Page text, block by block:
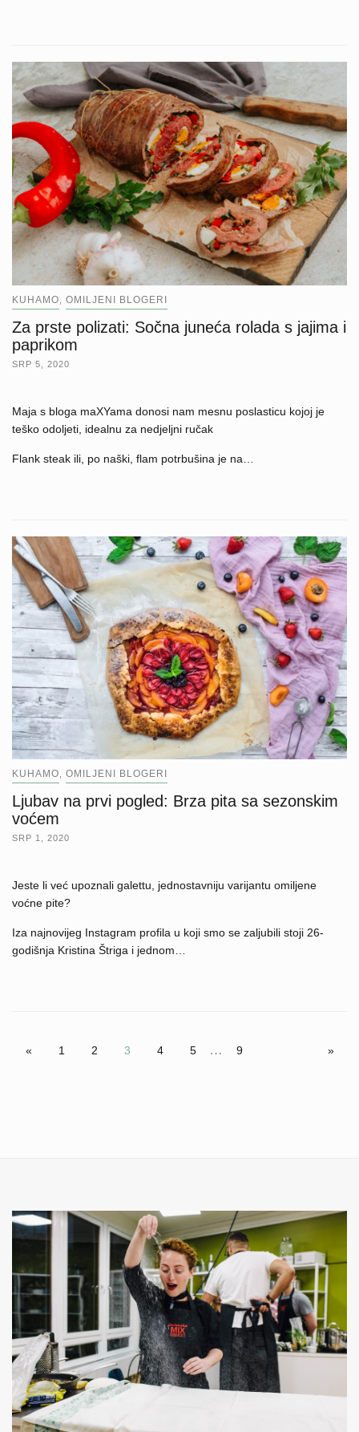
KUHAMO OMILJENI BLOGERI
Za prste polizati: Sočna juneća rolada s jajima i
paprikom
SRP 5, 2020
Maja s bloga maXYama donosi nam mesnu poslasticu kojoj je
teško odoljeti, idealnu za nedjeljni ručak
Flank steak ili, po naški, flam potrbušina je na…
KUHAMO OMILJENI BLOGERI
Ljubav na prvi pogled: Brza pita sa sezonskim
voćem
SRP 1, 2020
Jeste li već upoznali galettu, jednostavniju varijantu omiljene
voćne pite?
Iza najnovijeg Instagram profila u koji smo se zaljubili stoji 26-
godišnja Kristina Štriga i jednom…
« 1 2 3 4 5 … 9 »